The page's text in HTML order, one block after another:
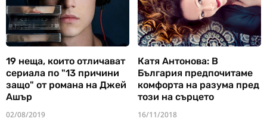
19 неща, които отличават
сериала по "13 причини
защо" от романа на Джей
Ашър
02/08/2019
Катя Антонова: В
България предпочитаме
комфорта на разума пред
този на сърцето
16/11/2018